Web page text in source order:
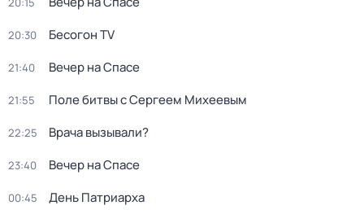
20:30 Бесогон TV
21:40 Вечер на Спасе
21:55 Поле битвы с Сергеем Михеевым
22:25 Врача вызывали?
23:40 Вечер на Спасе
00:45
День Патриарха